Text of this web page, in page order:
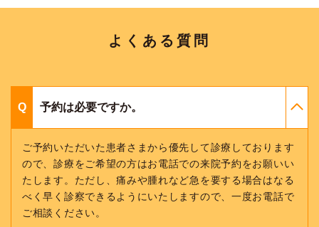
よくある質問
予約は必要ですか。
ご予約いただいた患者さまから優先して診療しております
ので、診療をご希望の方はお電話での来院予約をお願いい
たします。ただし、痛みや腫れなど急を要する場合はなる
べく早く診察できるようにいたしますので、一度お電話で
ご相談ください。